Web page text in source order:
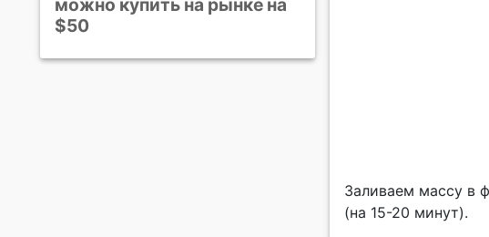
Заливаем массу в
(на 15-20 минут).
можно купить на рынке на
$50